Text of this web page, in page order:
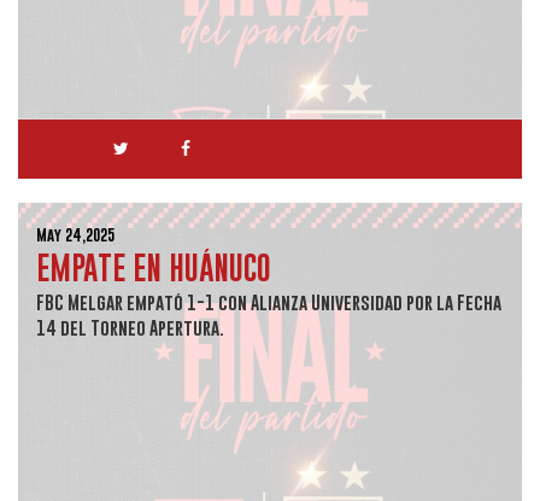
May 24,2025
EMPATE EN HUÁNUCO
FBC Melgar empató 1-1 con Alianza Universidad por la Fecha
14 del Torneo Apertura.